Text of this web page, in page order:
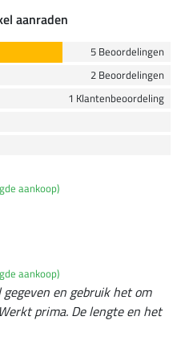
aanraden
5 Beoordelingen
2 Beoordelingen
1 Klantenbeoordeling
aankoop)
aankoop)
en gebruik het om
prima. De lengte en het